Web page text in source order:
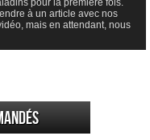
pour la première fois.
à un article avec nos
mais en attendant, nous